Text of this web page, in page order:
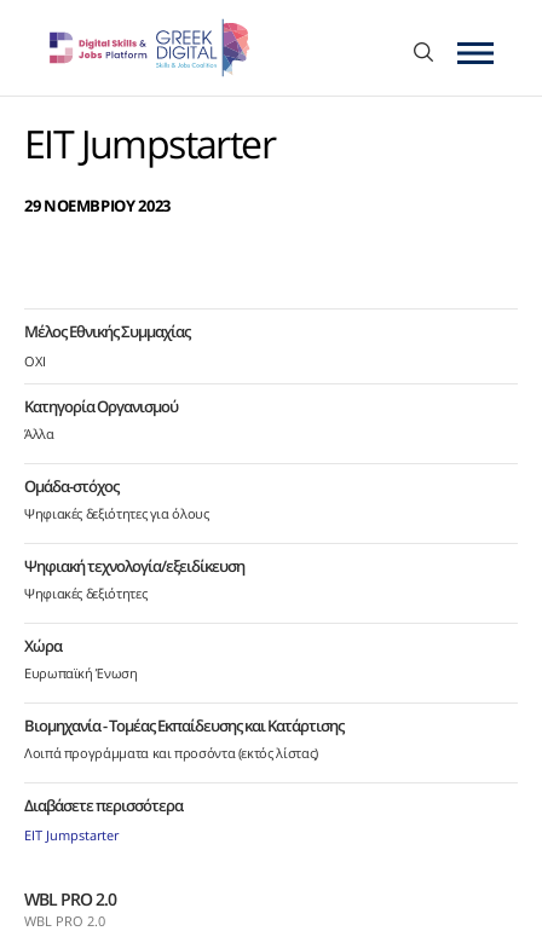
EIT Jumpstarter
29 ΝΟΕΜΒΡΙΟΥ 2023
Μέλος Εθνικής Συμμαχίας
ΟΧΙ
Κατηγορία Οργανισμού
Άλλα
Ομάδα-στόχος
Ψηφιακές δεξιότητες για όλους
Ψηφιακή τεχνολογία/εξειδίκευση
Ψηφιακές δεξιότητες
Χώρα
Ευρωπαϊκή Ένωση
Βιομηχανία - Τομέας Εκπαίδευσης και Κατάρτισης
Λοιπά προγράμματα και προσόντα (εκτός λίστας)
Διαβάσετε περισσότερα
EIT Jumpstarter
WBL PRO 2.0
WBL PRO 2.0